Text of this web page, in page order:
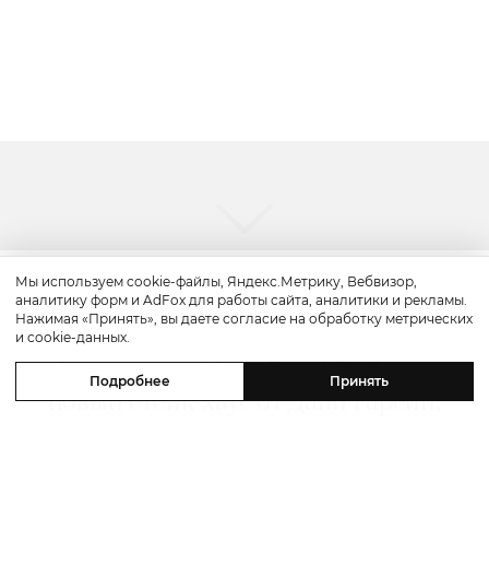
Путешествие
Каникулы в Maxx Royal Bodrum:
новый стейк-хаус от Дани Гарсии,
Мы используем cookie-файлы, Яндекс.Метрику, Вебвизор,
аналитику форм и AdFox для работы сайта, аналитики и рекламы.
Нажимая «Принять», вы даете согласие на обработку метрических
и cookie-данных.
Подробнее Принять